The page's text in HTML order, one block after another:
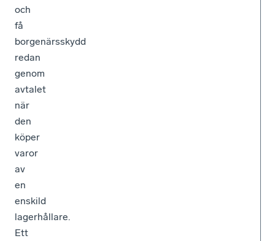
och
få
borgenärsskydd
redan
genom
avtalet
när
den
köper
varor
av
en
enskild
lagerhållare.
Ett